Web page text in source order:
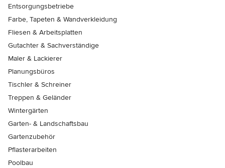
Entsorgungsbetriebe
Farbe, Tapeten & Wandverkleidung
Fliesen & Arbeitsplatten
Gutachter & Sachverständige
Maler & Lackierer
Planungsbüros
Tischler & Schreiner
Treppen & Geländer
Wintergärten
Garten- & Landschaftsbau
Gartenzubehör
Pflasterarbeiten
Poolbau